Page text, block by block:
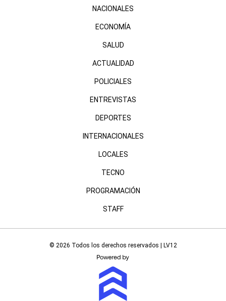
NACIONALES
ECONOMÍA
SALUD
ACTUALIDAD
POLICIALES
ENTREVISTAS
DEPORTES
INTERNACIONALES
LOCALES
TECNO
PROGRAMACIÓN
STAFF
© 2026 Todos los derechos reservados | LV12